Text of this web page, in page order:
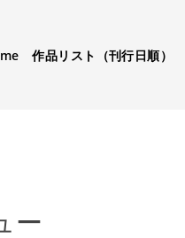
作品リスト（刊行日順）
ー